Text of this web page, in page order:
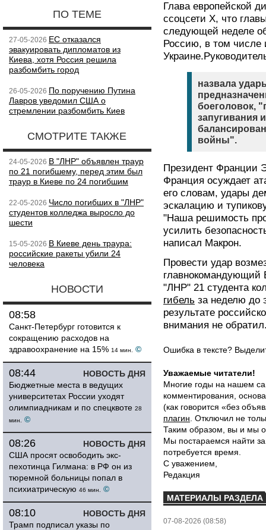
ПО ТЕМЕ
27-05-2026 ЕС отказался
эвакуировать дипломатов из
Киева, хотя Россия решила
разбомбить город
26-05-2026 По поручению Путина
Лавров уведомил США о
стремлении разбомбить Киев
СМОТРИТЕ ТАКЖЕ
24-05-2026 В "ЛНР" объявлен траур
по 21 погибшему, перед этим был
траур в Киеве по 24 погибшим
22-05-2026 Число погибших в "ЛНР"
студентов колледжа выросло до
шести
15-05-2026 В Киеве день траура:
российские ракеты убили 24
человека
НОВОСТИ
08:58
Санкт-Петербург готовится к
сокращению расходов на
здравоохранение на 15% 14 мин. ©
НОВОСТЬ ДНЯ
08:44
Бюджетные места в ведущих
университетах России уходят
олимпиадникам и по спецквоте 28
мин.
©
НОВОСТЬ ДНЯ
08:26
США просят освободить экс-
пехотинца Гилмана: в РФ он из
тюремной больницы попал в
психиатрическую 46 мин. ©
НОВОСТЬ ДНЯ
08:10
Трамп подписал указы по
Глава европейской
ссоцсети Х, что
следующей неделе
Россию, в том числе
назвала
боеголовок,
запугивания
войны".
Президент Франции
Франция осуждает
его словам, удары
эскалацию и
"Наша решимость
усилить
написал Макрон.
Провести удар
главнокомандующий
"ЛНР" 21 студента
гибель за неделю до
результате
внимания не
Ошибка в тексте?
Уважаемые читатели!
Многие годы на нашем
комментирования,
(как говорится «без
плагин . Отключил не
Таким образом, вы и мы
Мы постараемся найти
потребуется время.
С уважением,
Редакция
МАТЕРИАЛЫ РАЗДЕЛА
07-08-2026 (08:58)